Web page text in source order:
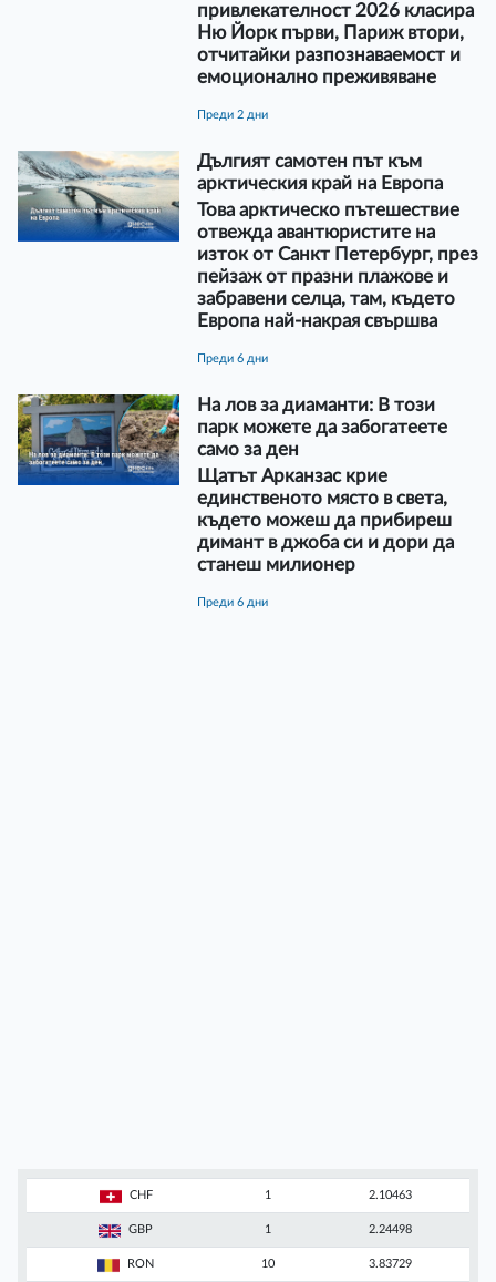
привлекателност 2026 класира
Ню Йорк първи, Париж втори,
отчитайки разпознаваемост и
емоционално преживяване
преди 2 дни
Дългият самотен път към
арктическия край на Европа
Това арктическо пътешествие
отвежда авантюристите на
изток от Санкт Петербург, през
пейзаж от празни плажове и
забравени селца, там, където
Европа най-накрая свършва
преди 6 дни
На лов за диаманти: В този
парк можете да забогатеете
само за ден
Щатът Арканзас крие
единственото място в света,
където можеш да прибиреш
димант в джоба си и дори да
станеш милионер
преди 6 дни
CHF 1 2.10463
GBP 1 2.24498
RON 10 3.83729